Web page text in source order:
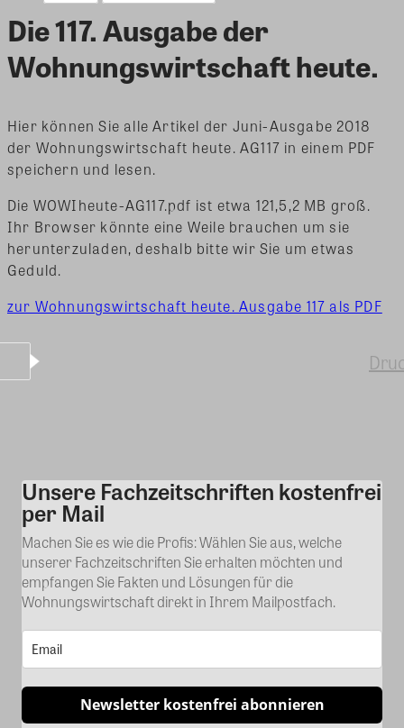
Die 117. Ausgabe der
Wohnungswirtschaft heute.
Hier können Sie alle Artikel der Juni-Ausgabe 2018
der Wohnungswirtschaft heute. AG117 in einem PDF
speichern und lesen.
Die WOWIheute-AG117.pdf ist etwa 121,5,2 MB groß.
Ihr Browser könnte eine Weile brauchen um sie
herunterzuladen, deshalb bitte wir Sie um etwas
Geduld.
zur Wohnungswirtschaft heute. Ausgabe 117 als PDF
Kommentar
Unsere Fachzeitschriften kostenfrei
per Mail
Machen Sie es wie die Profis: Wählen Sie aus, welche
unserer Fachzeitschriften Sie erhalten möchten und
empfangen Sie Fakten und Lösungen für die
Wohnungswirtschaft direkt in Ihrem Mailpostfach.
Newsletter kostenfrei abonnieren